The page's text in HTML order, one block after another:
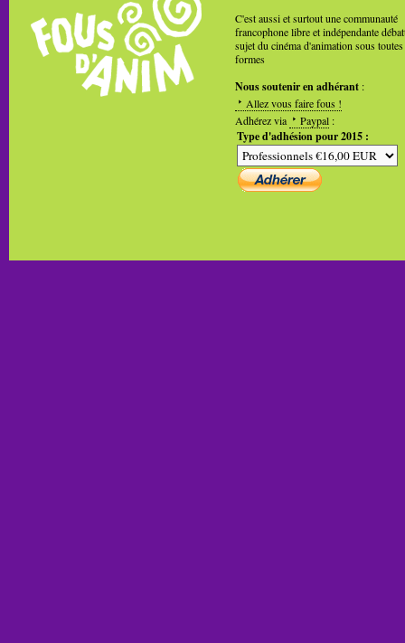
C'est aussi et surtout une communauté
francophone libre et indépendante
sujet du cinéma d'animation sous toutes
formes
Nous soutenir en adhérant :
Allez vous faire fous !
Adhérez via
Paypal :
Type d'adhésion pour 2015 :